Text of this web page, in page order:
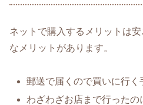
ネットで購入するメリットは
なメリットがあります。
郵送で届くので買いに行く
わざわざお店まで行ったの